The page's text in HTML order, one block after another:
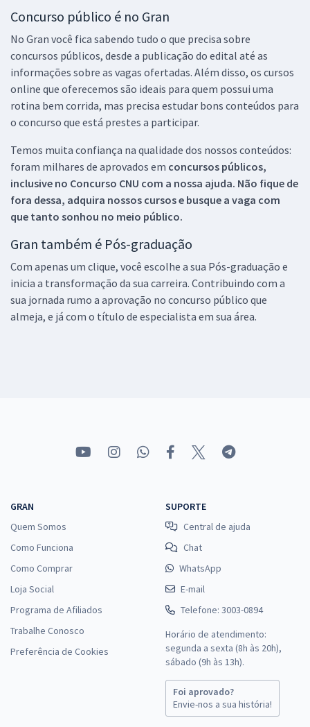
Concurso público é no Gran
No Gran você fica sabendo tudo o que precisa sobre
concursos públicos, desde a publicação do edital até as
informações sobre as vagas ofertadas. Além disso, os cursos
online que oferecemos são ideais para quem possui uma
rotina bem corrida, mas precisa estudar bons conteúdos para
o concurso que está prestes a participar.
Temos muita confiança na qualidade dos nossos conteúdos:
foram milhares de aprovados em concursos públicos,
inclusive no Concurso CNU com a nossa ajuda. Não fique de
fora dessa, adquira nossos cursos e busque a vaga com
que tanto sonhou no meio público.
Gran também é Pós-graduação
Com apenas um clique, você escolhe a sua Pós-graduação e
inicia a transformação da sua carreira. Contribuindo com a
sua jornada rumo a aprovação no concurso público que
almeja, e já com o título de especialista em sua área.
GRAN
Quem Somos
Como Funciona
Como Comprar
Loja Social
Programa de Afiliados
Trabalhe Conosco
Preferência de Cookies
SUPORTE
Central de ajuda
Chat
WhatsApp
E-mail
Telefone: 3003-0894
Horário de atendimento:
segunda a sexta (8h às 20h),
sábado (9h às 13h).
Foi aprovado?
Envie-nos a sua história!